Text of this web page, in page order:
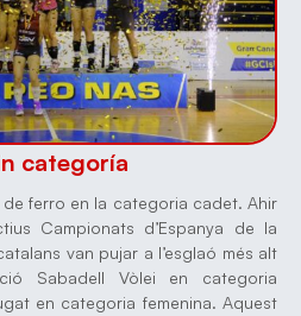
categoría
ferro en la categoria cadet. Ahir
Campionats d’Espanya de la
van pujar a l’esglaó més alt
Sabadell Vòlei en categoria
en categoria femenina. Aquest